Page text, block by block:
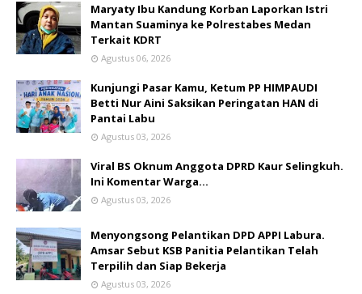
Maryaty Ibu Kandung Korban Laporkan Istri
Mantan Suaminya ke Polrestabes Medan
Terkait KDRT
Agustus 06, 2026
Kunjungi Pasar Kamu, Ketum PP HIMPAUDI
Betti Nur Aini Saksikan Peringatan HAN di
Pantai Labu
Agustus 03, 2026
Viral BS Oknum Anggota DPRD Kaur Selingkuh.
Ini Komentar Warga…
Agustus 03, 2026
Menyongsong Pelantikan DPD APPI Labura.
Amsar Sebut KSB Panitia Pelantikan Telah
Terpilih dan Siap Bekerja
Agustus 03, 2026